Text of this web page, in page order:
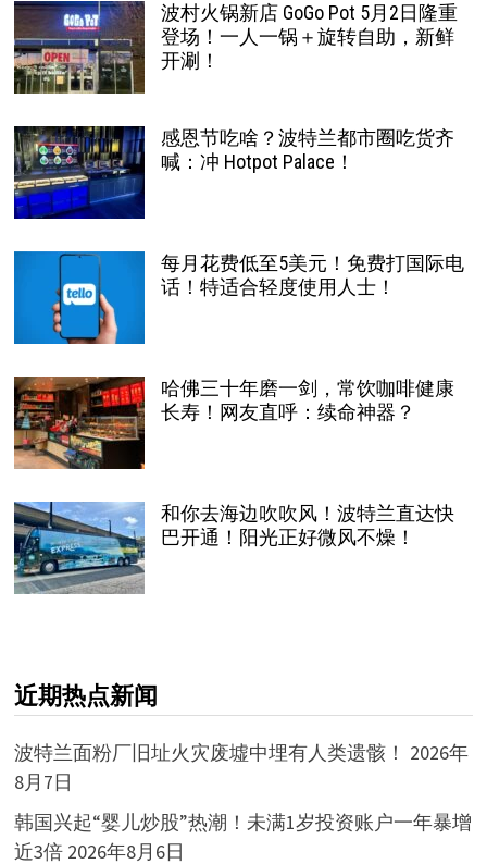
波村火锅新店 GoGo Pot 5月2日隆重
登场！一人一锅＋旋转自助，新鲜
开涮！
感恩节吃啥？波特兰都市圈吃货齐
喊：冲 Hotpot Palace！
每月花费低至5美元！免费打国际电
话！特适合轻度使用人士！
哈佛三十年磨一剑，常饮咖啡健康
长寿！网友直呼：续命神器？
和你去海边吹吹风！波特兰直达快
巴开通！阳光正好微风不燥！
近期热点新闻
波特兰面粉厂旧址火灾废墟中埋有人类遗骸！ 2026年
8月7日
韩国兴起“婴儿炒股”热潮！未满1岁投资账户一年暴增
近3倍 2026年8月6日